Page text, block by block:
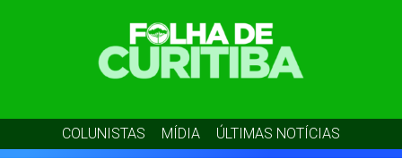
COLUNISTAS MÍDIA ÚLTIMAS NOTÍCIAS